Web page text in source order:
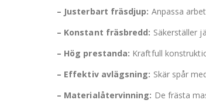
– Justerbart fräsdjup: Anpassa
– Konstant fräsbredd: Säkerställer
– Hög prestanda: Kraftfull
– Effektiv avlägsning: Skär spår
– Materialåtervinning: De frästa